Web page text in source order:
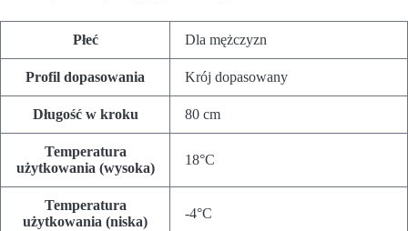
Płeć Dla mężczyzn
Profil dopasowania Krój dopasowany
Długość w kroku 80 cm
Temperatura
użytkowania (wysoka)
18°C
Temperatura
użytkowania (niska)
-4°C